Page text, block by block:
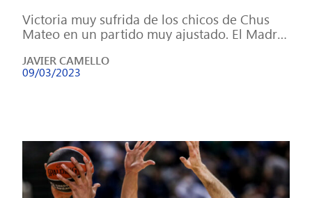
Victoria muy sufrida de los chicos de Chus
Mateo en un partido muy ajustado. El Madrid
JAVIER CAMELLO
09/03/2023